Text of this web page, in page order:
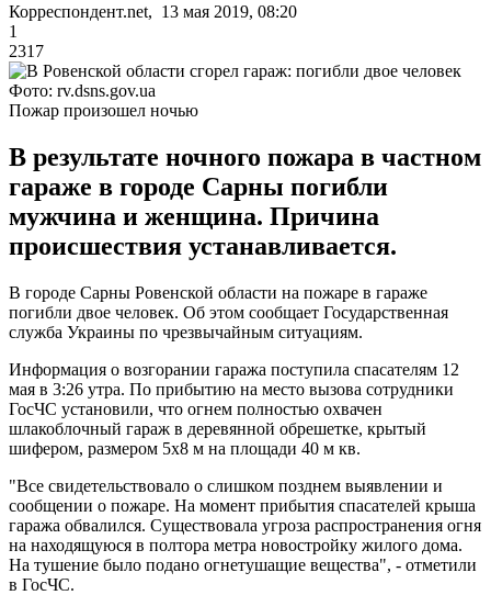
Корреспондент.net, 13 мая 2019, 08:20
1
2317
Фото: rv.dsns.gov.ua
Пожар произошел ночью
В результате ночного пожара в частном
гараже в городе Сарны погибли
мужчина и женщина. Причина
происшествия устанавливается.
В городе Сарны Ровенской области на пожаре в гараже
погибли двое человек. Об этом сообщает Государственная
служба Украины по чрезвычайным ситуациям.
Информация о возгорании гаража поступила спасателям 12
мая в 3:26 утра. По прибытию на место вызова сотрудники
ГосЧС установили, что огнем полностью охвачен
шлакоблочный гараж в деревянной обрешетке, крытый
шифером, размером 5х8 м на площади 40 м кв.
"Все свидетельствовало о слишком позднем выявлении и
сообщении о пожаре. На момент прибытия спасателей крыша
гаража обвалился. Существовала угроза распространения огня
на находящуюся в полтора метра новостройку жилого дома.
На тушение было подано огнетушащие вещества", - отметили
в ГосЧС.